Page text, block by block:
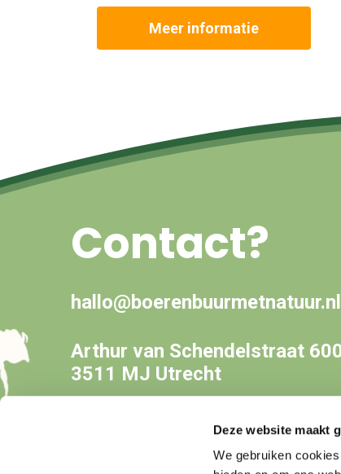
Deze website maakt
We gebruiken
Meer informatie
Contact?
hallo@boerenbuurmetnatuur.nl
Arthur van Schendelstraat
3511 MJ Utrecht